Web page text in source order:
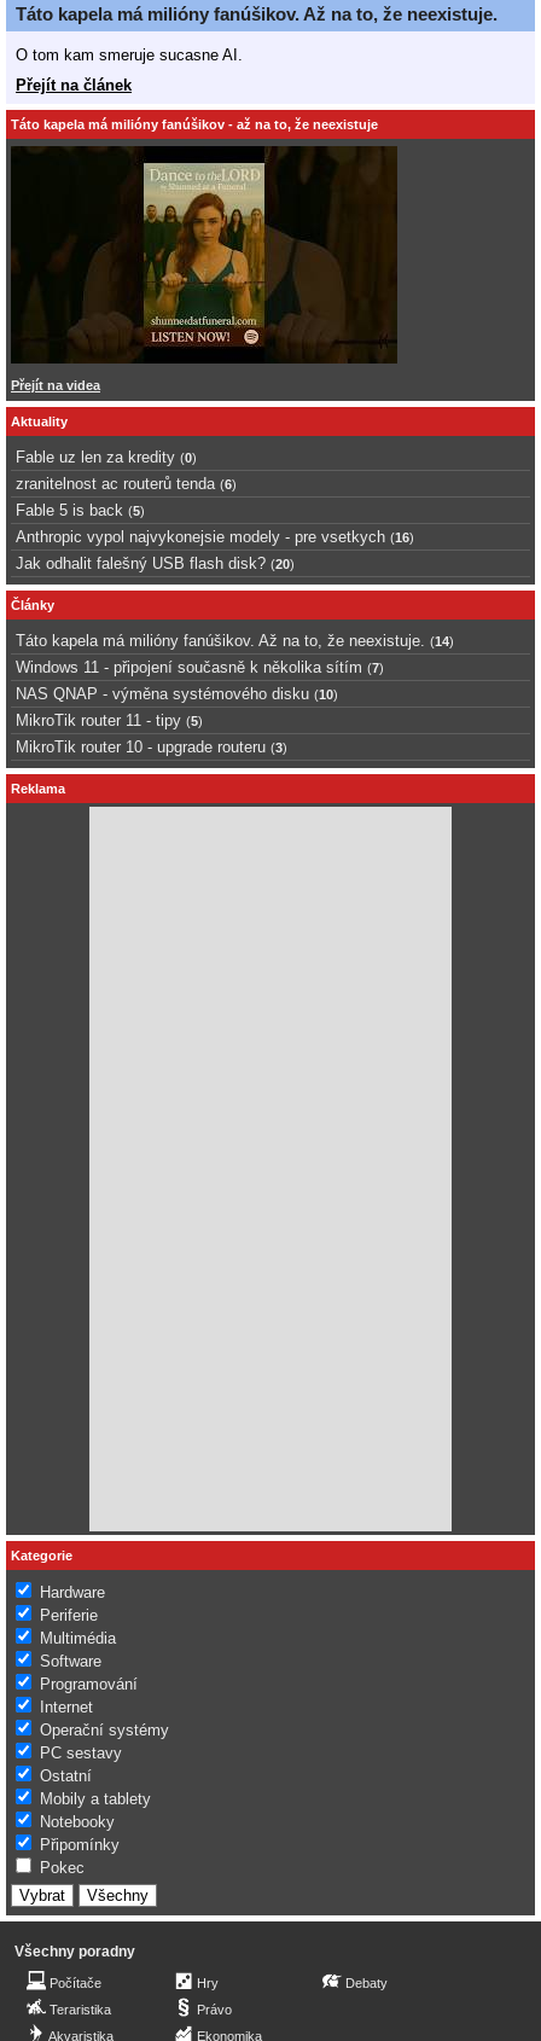
Táto kapela má milióny fanúšikov. Až na to, že neexistuje.
O tom kam smeruje sucasne AI.
Přejít na článek
Táto kapela má milióny fanúšikov - až na to, že neexistuje
Přejít na videa
Aktuality
Fable uz len za kredity (0)
zranitelnost ac routerů tenda (6)
Fable 5 is back (5)
Anthropic vypol najvykonejsie modely - pre vsetkych (16)
Jak odhalit falešný USB flash disk? (20)
Články
Táto kapela má milióny fanúšikov. Až na to, že neexistuje. (14)
Windows 11 - připojení současně k několika sítím (7)
NAS QNAP - výměna systémového disku (10)
MikroTik router 11 - tipy (5)
MikroTik router 10 - upgrade routeru (3)
Reklama
Kategorie
Hardware
Periferie
Multimédia
Software
Programování
Internet
Operační systémy
PC sestavy
Ostatní
Mobily a tablety
Notebooky
Připomínky
Pokec
Všechny poradny
Počítače
Teraristika
Akvaristika
Hry
Právo
Ekonomika
Debaty